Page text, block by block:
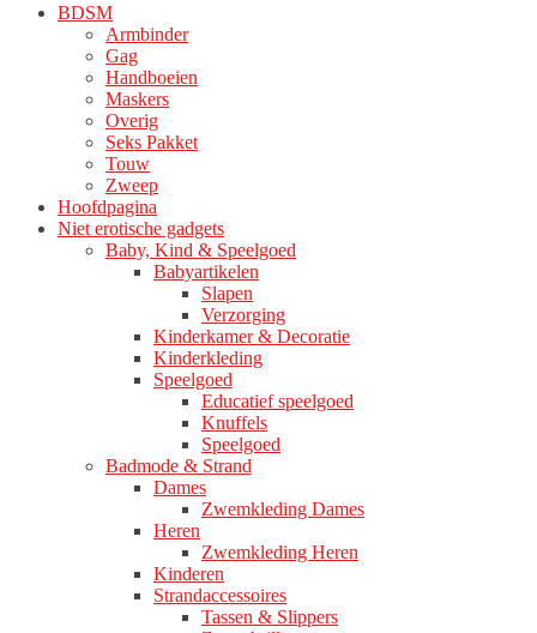
BDSM
Armbinder
Gag
Handboeien
Maskers
Overig
Seks Pakket
Touw
Zweep
Hoofdpagina
Niet erotische gadgets
Baby, Kind & Speelgoed
Babyartikelen
Slapen
Verzorging
Kinderkamer & Decoratie
Kinderkleding
Speelgoed
Educatief speelgoed
Knuffels
Speelgoed
Badmode & Strand
Dames
Zwemkleding Dames
Heren
Zwemkleding Heren
Kinderen
Strandaccessoires
Tassen & Slippers